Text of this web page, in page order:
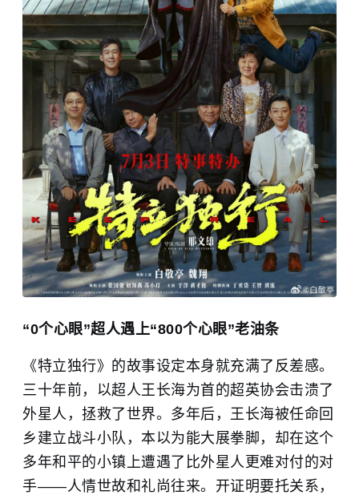
“0个心眼”超人遇上“800个心眼”老油条
《特立独行》的故事设定本身就充满了反差感。
三十年前，以超人王长海为首的超英协会击溃了
外星人，拯救了世界。多年后，王长海被任命回
乡建立战斗小队，本以为能大展拳脚，却在这个
多年和平的小镇上遭遇了比外星人更难对付的对
手——人情世故和礼尚往来。开证明要托关系，